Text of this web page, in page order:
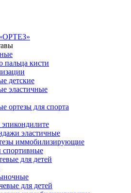
пальца кисти
детские
эластичные
ортезы для спорта
эластичные
иммобилизирующие
спортивные
для детей
для детей